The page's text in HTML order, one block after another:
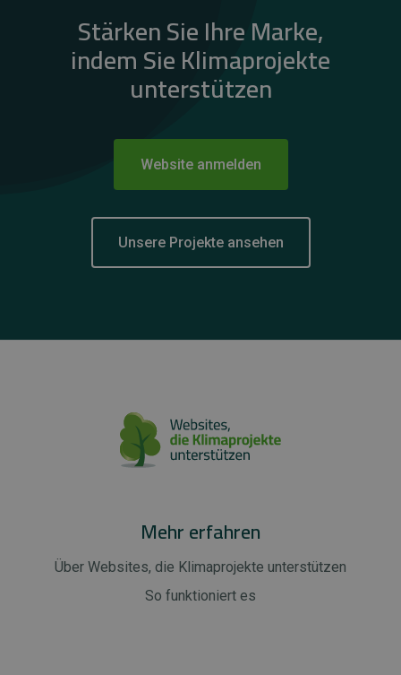
Stärken Sie Ihre Marke,
indem Sie Klimaprojekte
unterstützen
Website anmelden
Unsere Projekte ansehen
Mehr erfahren
Über Websites, die Klimaprojekte unterstützen
So funktioniert es